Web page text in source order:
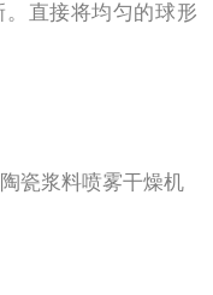
直接将均匀的球形
陶瓷浆料喷雾干燥机